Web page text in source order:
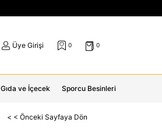
Üye Girişi 0 0
Gıda ve İçecek Sporcu Besinleri
< < Önceki Sayfaya Dön